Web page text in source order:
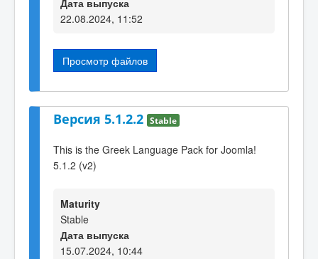
22.08.2024, 11:52
Просмотр файлов
Версия 5.1.2.2 Stable
This is the Greek Language Pack for Joomla!
5.1.2 (v2)
Maturity
Stable
Дата выпуска
15.07.2024, 10:44